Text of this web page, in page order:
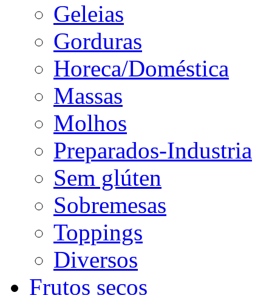
Geleias
Gorduras
Horeca/Doméstica
Massas
Molhos
Preparados-Industria
Sem glúten
Sobremesas
Toppings
Diversos
Frutos secos